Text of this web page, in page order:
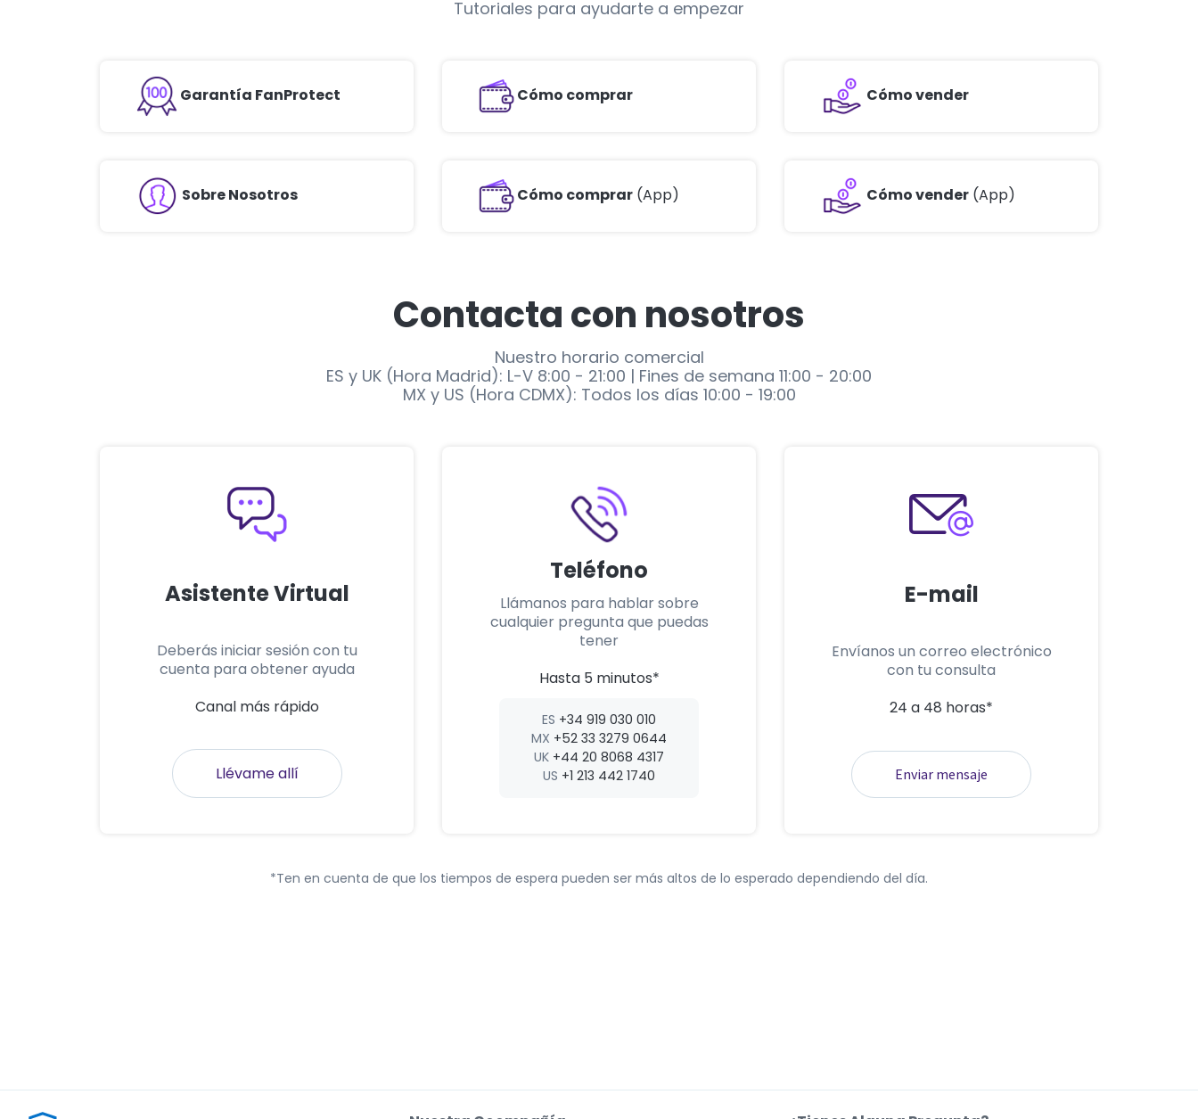
Tutoriales para ayudarte a empezar
Garantía FanProtect Cómo comprar Cómo vender
Sobre Nosotros Cómo comprar (App) Cómo vender (App)
Contacta con nosotros
Nuestro horario comercial
ES y UK (Hora Madrid): L-V 8:00 - 21:00 | Fines de semana 11:00 - 20:00
MX y US (Hora CDMX): Todos los días 10:00 - 19:00
Asistente Virtual
Deberás iniciar sesión con tu
cuenta para obtener ayuda
Canal más rápido
Llévame allí
Teléfono
Llámanos para hablar sobre
cualquier pregunta que puedas
tener
Hasta 5 minutos*
ES +34 919 030 010
MX +52 33 3279 0644
UK +44 20 8068 4317
US +1 213 442 1740
E-mail
Envíanos un correo electrónico
con tu consulta
24 a 48 horas*
Enviar mensaje
*Ten en cuenta de que los tiempos de espera pueden ser más altos de lo esperado dependiendo del día.